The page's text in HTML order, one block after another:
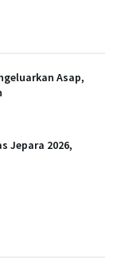
Asap,
Jepara 2026,